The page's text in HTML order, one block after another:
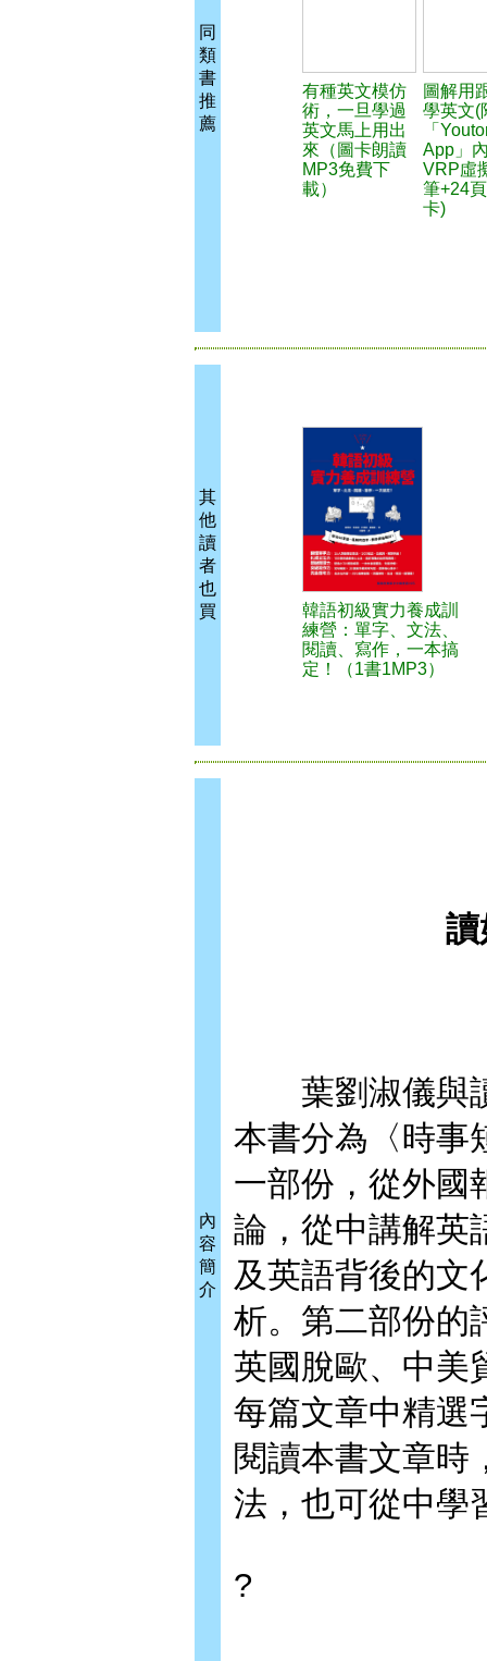
同
類
書
推
薦
有種英文模仿
術，一旦學過
英文馬上用出
來（圖卡朗讀
MP3免費下
載）
圖解用
學英文(
「
App」
VRP虛
筆+24
卡)
其
他
讀
者
也
買
韓語初級實力養成訓
練營：單字、文法、
閱讀、寫作，一本搞
定！（1書1MP3）
內
容
簡
介
讀
葉劉淑儀與讀
本書分為〈時事
一部份，從外國
論，從中講解英
及英語背後的文
析。第二部份的
英國脫歐、中美
每篇文章中精選
閱讀本書文章時
法，也可從中學
?